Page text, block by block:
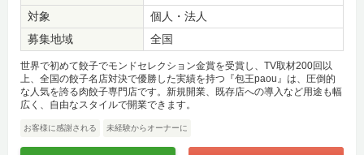
対象
個人・法人
募集地域
全国
世界で初めて餃子でモンドセレクション金賞を受賞し、TV取材200回以
上、全国の餃子名店対決で優勝した実績を持つ『包王paou』は、圧倒的
な人気を誇る肉餃子専門店です。新規開業、既存店への導入など用途も幅
広く、自由なスタイルで開業できます。
お客様に感謝される 未経験からオーナーに